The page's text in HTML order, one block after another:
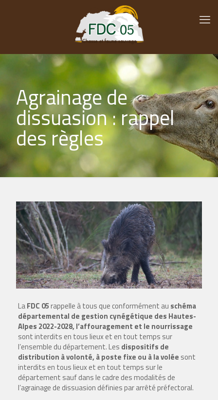
Agrainage de
dissuasion : rappel
des règles
LaFDC 05rappelle à tous que conformément au schéma
départemental de gestion cynégétique des Hautes-
Alpes 2022-2028, l’affouragement et le nourrissage
sont interdits en tous lieux et en tout temps sur
l’ensemble du département. Les dispositifs de
distribution à volonté, à poste fixe ou à la volée sont
interdits en tous lieux et en tout temps sur le
département sauf dans le cadre des modalités de
l’agrainage de dissuasion définies par arrêté préfectoral.